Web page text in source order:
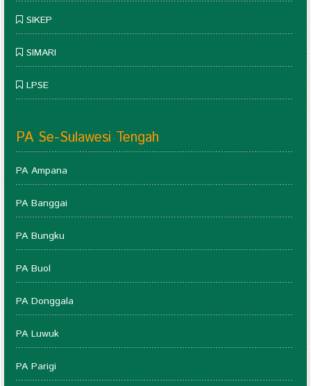
SIKEP
SIMARI
LPSE
PA Se-Sulawesi Tengah
PA Ampana
PA Banggai
PA Bungku
PA Buol
PA Donggala
PA Luwuk
PA Parigi